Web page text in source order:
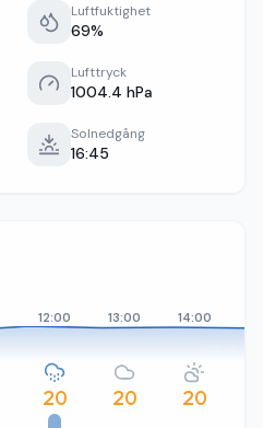
Luftfuktighet
69%
Lufttryck
1004.4 hPa
Solnedgång
16:45
12:00
20
13:00
20
14:00
20